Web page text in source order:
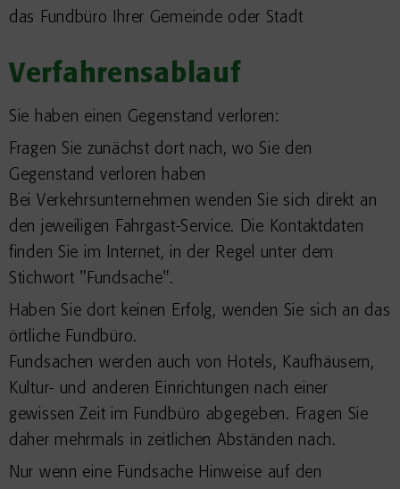
das Fundbüro Ihrer Gemeinde oder Stadt
Verfahrensablauf
Sie haben einen Gegenstand verloren:
Fragen Sie zunächst dort nach, wo Sie den
Gegenstand verloren haben
Bei Verkehrsunternehmen wenden Sie sich direkt an
den jeweiligen Fahrgast-Service. Die Kontaktdaten
finden Sie im Internet, in der Regel unter dem
Stichwort "Fundsache".
Haben Sie dort keinen Erfolg, wenden Sie sich an das
örtliche Fundbüro.
Fundsachen werden auch von Hotels, Kaufhäusern,
Kultur- und anderen Einrichtungen nach einer
gewissen Zeit im Fundbüro abgegeben. Fragen Sie
daher mehrmals in zeitlichen Abständen nach.
Nur wenn eine Fundsache Hinweise auf den